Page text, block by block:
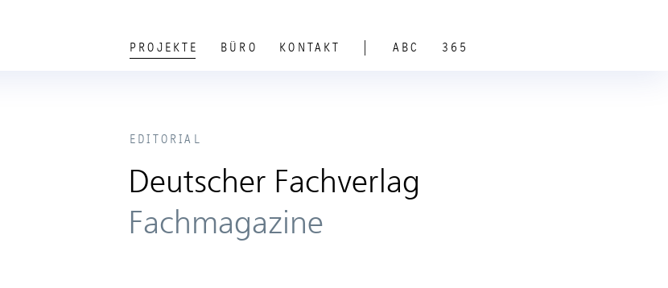
PROJEKTE BÜRO KONTAKT ABC 365
EDITORIAL
Deutscher Fachverlag
Fachmagazine